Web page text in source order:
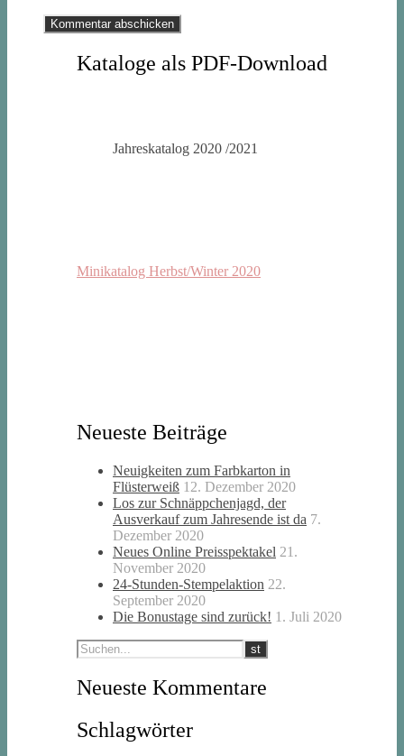
Kataloge als PDF-Download
Jahreskatalog 2020 /2021
Minikatalog Herbst/Winter 2020
Neueste Beiträge
Neuigkeiten zum Farbkarton in
Flüsterweiß 12. Dezember 2020
Los zur Schnäppchenjagd, der
Ausverkauf zum Jahresende ist da 7.
Dezember 2020
Neues Online Preisspektakel 21.
November 2020
24-Stunden-Stempelaktion 22.
September 2020
Die Bonustage sind zurück! 1. Juli 2020
Neueste Kommentare
Schlagwörter